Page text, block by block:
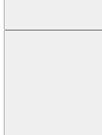
Suchen